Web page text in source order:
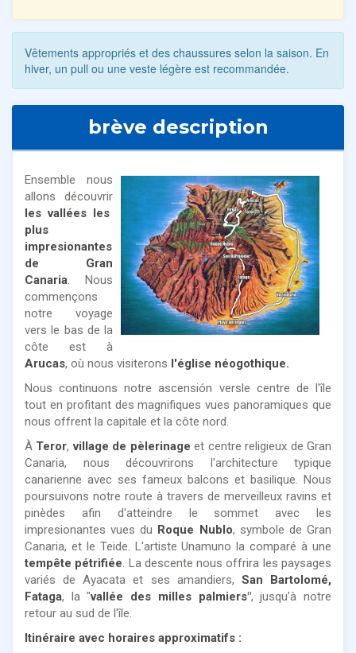
Vêtements appropriés et des chaussures selon la saison. En
hiver, un pull ou une veste légère est recommandée.
brève description
Ensemble nous
allons découvrir
les vallées les
plus
impresionantes
de Gran
Canaria . Nous
commençons
notre voyage
vers le bas de la
côte est à
Arucas, où nous visiterons l'église néogothique.
Nous continuons notre ascensión versle centre de l'île
tout en profitant des magnifiques vues panoramiques que
nous offrent la capitale et la côte nord.
À Teror,village de pèlerinage et centre religieux de Gran
Canaria, nous découvrirons l'architecture typique
canarienne avec ses fameux balcons et basilique. Nous
poursuivons notre route à travers de merveilleux ravins et
pinèdes afin d'atteindre le sommet avec les
impresionantes vues du Roque Nublo, symbole de Gran
Canaria, et le Teide. L'artiste Unamuno la comparé à une
tempête pétrifiée . La descente nous offrira les paysages
variés de Ayacata et ses amandiers, San Bartolomé,
Fataga, la "vallée des milles palmiers", jusqu'à notre
retour au sud de l'île.
Itinéraire avec horaires approximatifs :